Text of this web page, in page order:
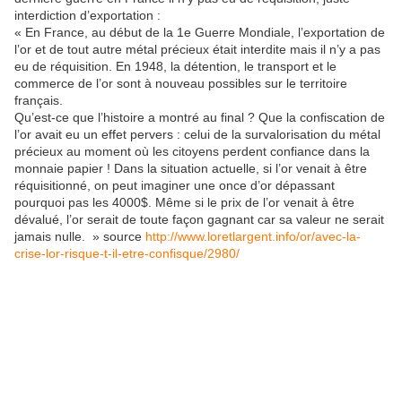
interdiction d’exportation :
« En France, au début de la 1e Guerre Mondiale, l’exportation de
l’or et de tout autre métal précieux était interdite mais il n’y a pas
eu de réquisition. En 1948, la détention, le transport et le
commerce de l’or sont à nouveau possibles sur le territoire
français.
Qu’est-ce que l’histoire a montré au final ? Que la confiscation de
l’or avait eu un effet pervers : celui de la survalorisation du métal
précieux au moment où les citoyens perdent confiance dans la
monnaie papier ! Dans la situation actuelle, si l’or venait à être
réquisitionné, on peut imaginer une once d’or dépassant
pourquoi pas les 4000$. Même si le prix de l’or venait à être
dévalué, l’or serait de toute façon gagnant car sa valeur ne serait
jamais nulle. » source http://www.loretlargent.info/or/avec-la-
crise-lor-risque-t-il-etre-confisque/2980/